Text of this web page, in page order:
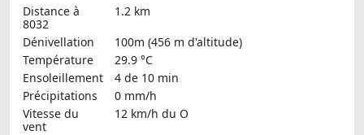
Distance à
8032
1.2 km
Dénivellation
100m (456 m d'altitude)
Température
29.9 °C
Ensoleillement
4 de 10 min
Précipitations
0 mm/h
Vitesse du
vent
12 km/h du O